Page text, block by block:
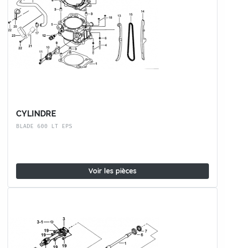
CYLINDRE
BLADE 600 LT EPS
Voir les pièces